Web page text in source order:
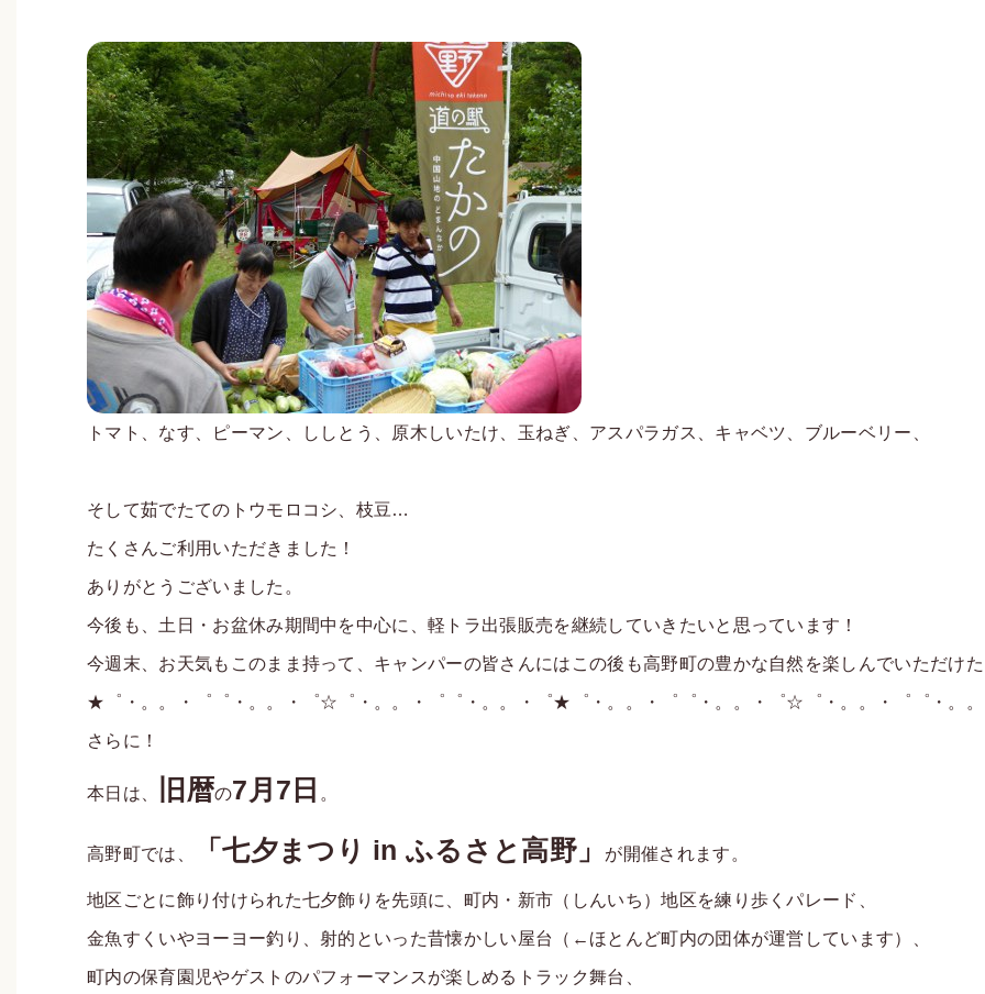
トマト、なす、ピーマン、しし とう、原木しいたけ、玉ねぎ、アスパラガス、キャベツ、ブルーベリー、
そして茹でたてのトウモロコシ、枝豆…
たくさんご利用いただきました！
ありがとうございました。
今後も、土日・お盆休み期間中を中心に、軽トラ出張販売を継続していきたいと思っています！
今週末、お天気もこのまま持って、キャンパーの皆さんにはこの後も高野町の豊かな自然を楽しんでいただけた
★゜・。。・゜゜・。。・゜☆゜・。。・゜゜・。。・゜★゜・。。・゜゜・。。・゜☆゜・。。・゜゜・。
さらに！
本日は、 旧暦の7月7日 。
高野町では、 「七夕まつり in ふるさと高野」 が開催されます。
地区ごとに飾り付けられた七夕飾りを先頭に、町内・新市（しんいち）地区を練り歩くパレード、
金魚すくいやヨーヨー釣り、射的といった昔懐かしい屋台（←ほとんど町内の団体が運営しています）、
町内の保育園児やゲストのパフォーマンスが楽しめるトラック舞台、